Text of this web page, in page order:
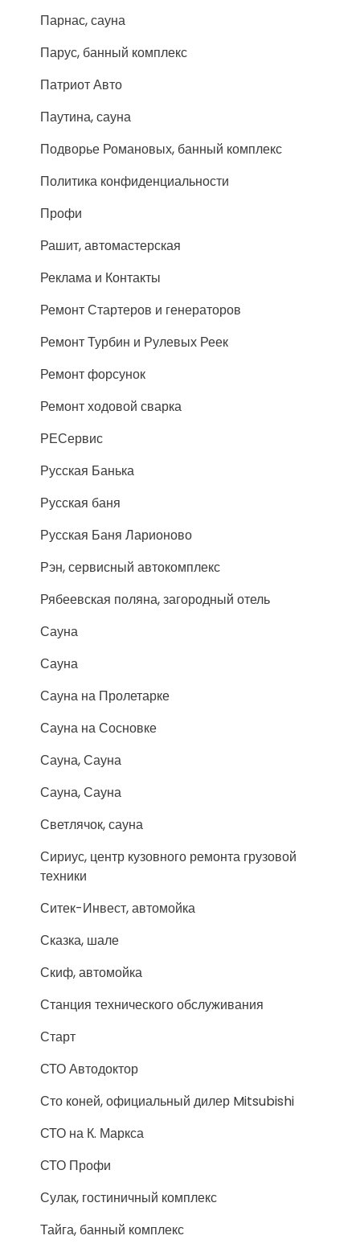
Парнас, сауна
Парус, банный комплекс
Патриот Авто
Паутина, сауна
Подворье Романовых, банный комплекс
Политика конфиденциальности
Профи
Рашит, автомастерская
Реклама и Контакты
Ремонт Стартеров и генераторов
Ремонт Турбин и Рулевых Реек
Ремонт форсунок
Ремонт ходовой сварка
РЕСервис
Русская Банька
Русская баня
Русская Баня Ларионово
Рэн, сервисный автокомплекс
Рябеевская поляна, загородный отель
Сауна
Сауна
Сауна на Пролетарке
Сауна на Сосновке
Сауна, Сауна
Сауна, Сауна
Светлячок, сауна
Сириус, центр кузовного ремонта грузовой
техники
Ситек-Инвест, автомойка
Сказка, шале
Скиф, автомойка
Станция технического обслуживания
Старт
СТО Автодоктор
Сто коней, официальный дилер Mitsubishi
СТО на К. Маркса
СТО Профи
Сулак, гостиничный комплекс
Тайга, банный комплекс